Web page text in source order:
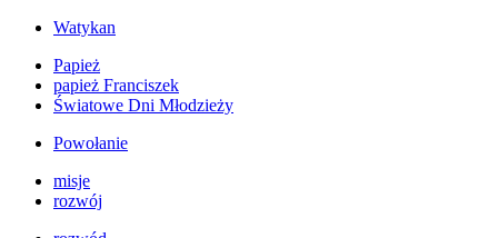
Watykan
Papież
papież Franciszek
Światowe Dni Młodzieży
Powołanie
misje
rozwój